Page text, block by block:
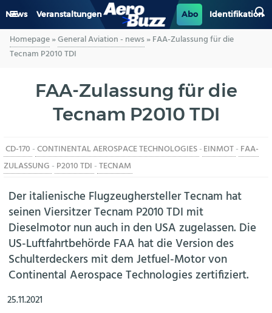
News Veranstaltungen Abo Identifikation
GENERAL AVIATION
LUFTVERKEHR
INDUSTRIE
HELIKOPTER
Homepage»General Aviation - news»FAA-Zulassung für die
Tecnam P2010 TDI
FAA-Zulassung für die
Tecnam P2010 TDI
CD-170 -CONTINENTAL AEROSPACE TECHNOLOGIES-EINMOT- FAA-
ZULASSUNG - P2010 TDI -TECNAM
Der italienische Flugzeughersteller Tecnam hat
seinen Viersitzer Tecnam P2010 TDI mit
Dieselmotor nun auch in den USA zugelassen. Die
US-Luftfahrtbehörde FAA hat die Version des
Schulterdeckers mit dem Jetfuel-Motor von
Continental Aerospace Technologies zertifiziert.
25.11.2021